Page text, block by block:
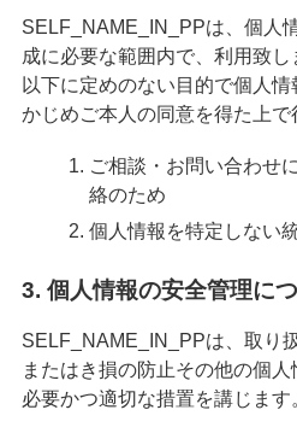
SELF_NAME_IN_PPは、個人
成に必要な範囲内で、利用致し
以下に定めのない目的で個人
かじめご本人の同意を得た上で
ご相談・お問い合わせ
絡のため
個人情報を特定しない
3. 個人情報の安全管理に
SELF_NAME_IN_PPは、取り
またはき損の防止その他の個
必要かつ適切な措置を講じます